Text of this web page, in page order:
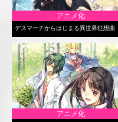
アニメ化
デスマーチからはじまる異世界狂想曲
アニメ化